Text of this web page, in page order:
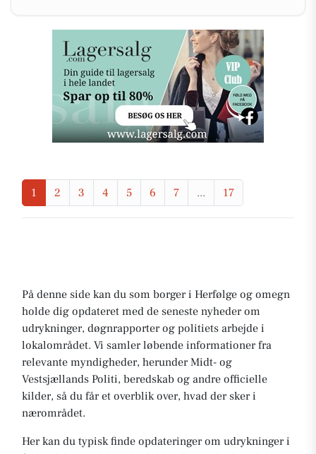
1 2 3 4 5 6 7 ... 17
På denne side kan du som borger i Herfølge og omegn
holde dig opdateret med de seneste nyheder om
udrykninger, døgnrapporter og politiets arbejde i
lokalområdet. Vi samler løbende informationer fra
relevante myndigheder, herunder Midt- og
Vestsjællands Politi, beredskab og andre officielle
kilder, så du får et overblik over, hvad der sker i
nærområdet.
Her kan du typisk finde opdateringer om udrykninger i